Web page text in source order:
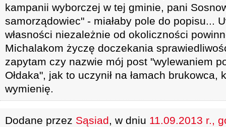
kampanii wyborczej w tej gminie, pani
samorządowiec" - miałaby pole do popisu...
własności niezależnie od okoliczności
Michalakom życzę doczekania
zapytam czy nazwie mój post "wylewaniem
Ołdaka", jak to uczynił na łamach brukowca,
wymienię.
Dodane przez Sąsiad, w dniu 11.09.2013 r.,